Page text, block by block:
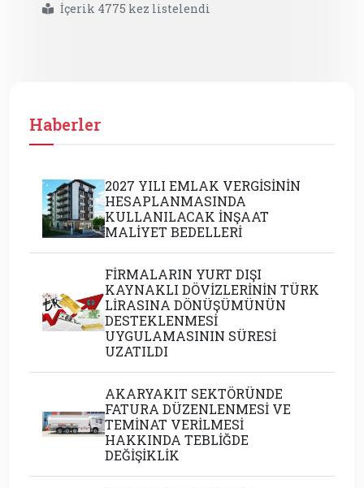
İçerik 4775 kez listelendi
Haberler
2027 YILI EMLAK VERGİSİNİN
HESAPLANMASINDA
KULLANILACAK İNŞAAT
MALİYET BEDELLERİ
FİRMALARIN YURT DIŞI
KAYNAKLI DÖVİZLERİNİN TÜRK
LİRASINA DÖNÜŞÜMÜNÜN
DESTEKLENMESİ
UYGULAMASININ SÜRESİ
UZATILDI
AKARYAKIT SEKTÖRÜNDE
FATURA DÜZENLENMESİ VE
TEMİNAT VERİLMESİ
HAKKINDA TEBLİĞDE
DEĞİŞİKLİK